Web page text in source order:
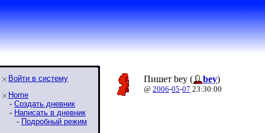
Войти в систему
Home
- Создать дневник
- Написать в дневник
- Подробный режим
Пишет bey ( bey)
@ 2006-05-07 23:30:00